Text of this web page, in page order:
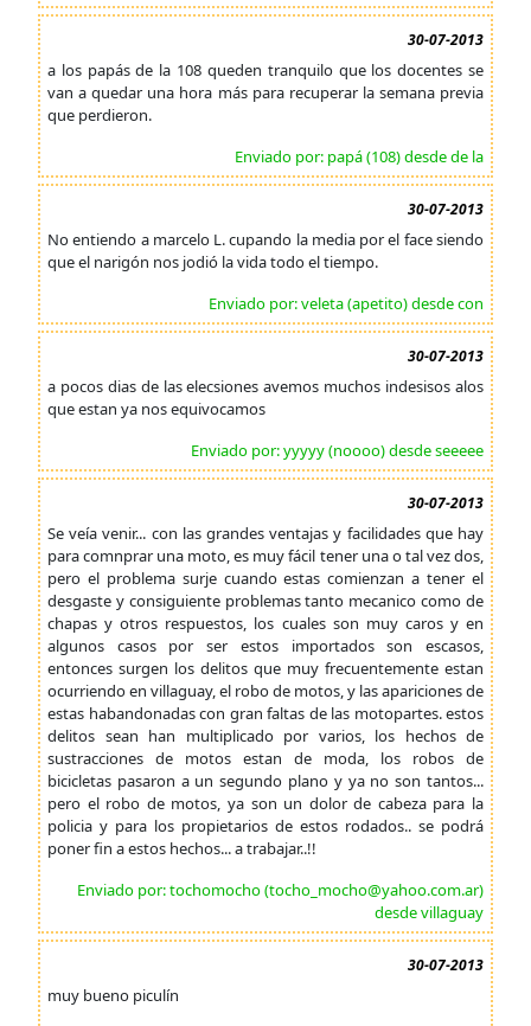
30-07-2013
a los papás de la 108 queden tranquilo que los docentes se
van a quedar una hora más para recuperar la semana previa
que perdieron.
Enviado por: papá (108) desde de la
30-07-2013
No entiendo a marcelo L. cupando la media por el face siendo
que el narigón nos jodió la vida todo el tiempo.
Enviado por: veleta (apetito) desde con
30-07-2013
a pocos dias de las elecsiones avemos muchos indesisos alos
que estan ya nos equivocamos
Enviado por: yyyyy (noooo) desde seeeee
30-07-2013
Se veía venir... con las grandes ventajas y facilidades que hay
para comnprar una moto, es muy fácil tener una o tal vez dos,
pero el problema surje cuando estas comienzan a tener el
desgaste y consiguiente problemas tanto mecanico como de
chapas y otros respuestos, los cuales son muy caros y en
algunos casos por ser estos importados son escasos,
entonces surgen los delitos que muy frecuentemente estan
ocurriendo en villaguay, el robo de motos, y las apariciones de
estas habandonadas con gran faltas de las motopartes. estos
delitos sean han multiplicado por varios, los hechos de
sustracciones de motos estan de moda, los robos de
bicicletas pasaron a un segundo plano y ya no son tantos...
pero el robo de motos, ya son un dolor de cabeza para la
policia y para los propietarios de estos rodados.. se podrá
poner fin a estos hechos... a trabajar..!!
Enviado por: tochomocho (tocho_mocho@yahoo.com.ar)
desde villaguay
30-07-2013
muy bueno piculín